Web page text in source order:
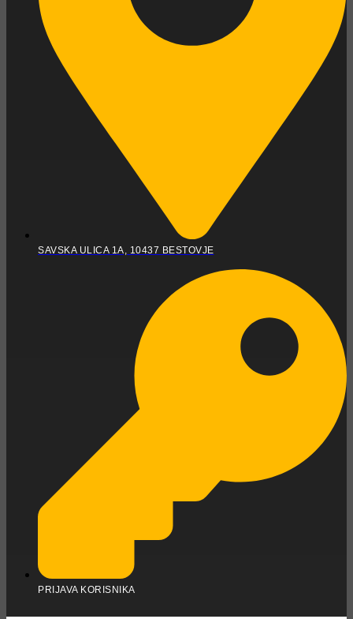
SAVSKA ULICA 1A, 10437 BESTOVJE
PRIJAVA KORISNIKA